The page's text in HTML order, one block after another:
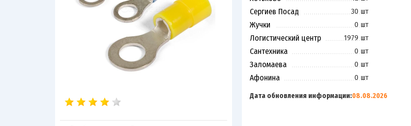
Сергиев Посад 30 шт
Жучки 0 шт
Логистический центр 1979 шт
Сантехника 0 шт
Заломаева 0 шт
Афонина 0 шт
Дата обновления информации:08.08.2026